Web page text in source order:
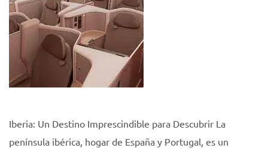
Iberia: Un Destino Imprescindible para Descubrir La
península ibérica, hogar de España y Portugal, es un